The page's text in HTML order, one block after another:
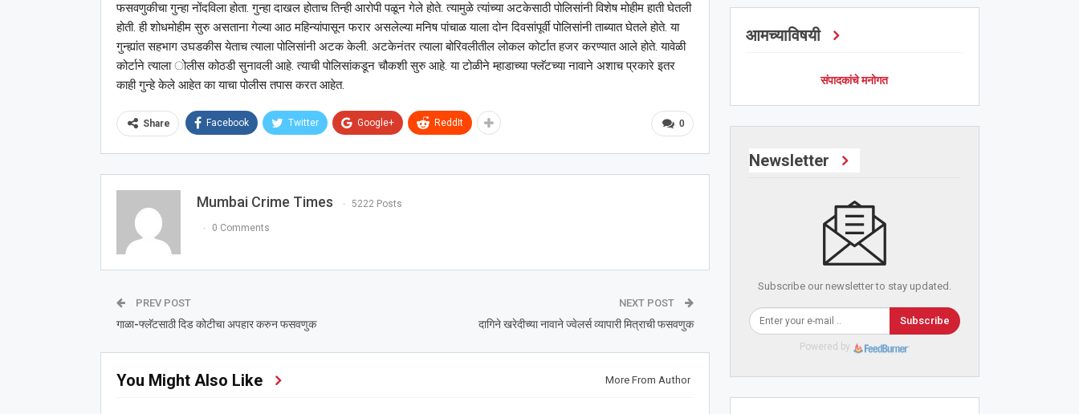
फसवणुकीचा गुन्हा नोंदविला होता. गुन्हा दाखल होताच तिन्ही आरोपी पळून गेले होते. त्यामुळे त्यांच्या अटकेसाठी पोलिसांनी विशेष मोहीम हाती घेतली
होती. ही शोधमोहीम सुरु असताना गेल्या आठ महिन्यांपासून फरार असलेल्या मनिष पांचाळ याला दोन दिवसांपूर्वी पोलिसांनी ताब्यात घेतले होते. या
गुन्ह्यांत सहभाग उघडकीस येताच त्याला पोलिसांनी अटक केली. अटकेनंतर त्याला बोरिवलीतील लोकल कोर्टात हजर करण्यात आले होते. यावेळी
कोर्टाने त्याला ोलीस कोठडी सुनावली आहे. त्याची पोलिसांकडून चौकशी सुरु आहे. या टोळीने म्हाडाच्या फ्लॅटच्या नावाने अशाच प्रकारे इतर
काही गुन्हे केले आहेत का याचा पोलीस तपास करत आहेत.
0
Share Facebook Twitter Google+ ReddIt
Mumbai Crime Times 5222 Posts
0 Comments
PREV POST
गाळा-फ्लॅटसाठी दिड कोटीचा अपहार करुन फसवणुक
NEXT POST
दागिने खरेदीच्या नावाने ज्वेलर्स व्यापारी मित्राची फसवणुक
You Might Also Like More From Author
आमच्याविषयी
संपादकांचे मनोगत
Newsletter
Subscribe our newsletter to stay updated.
Subscribe
Powered by